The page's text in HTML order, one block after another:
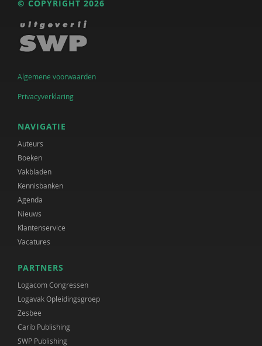
© COPYRIGHT 2026
Algemene voorwaarden
Privacyverklaring
NAVIGATIE
Auteurs
Boeken
Vakbladen
Kennisbanken
Agenda
Nieuws
Klantenservice
Vacatures
PARTNERS
Logacom Congressen
Logavak Opleidingsgroep
Zesbee
Carib Publishing
SWP Publishing